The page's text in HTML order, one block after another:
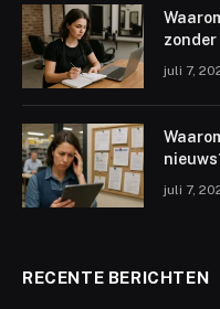
juli 7,
juli 7,
RECENTE BERICHTEN